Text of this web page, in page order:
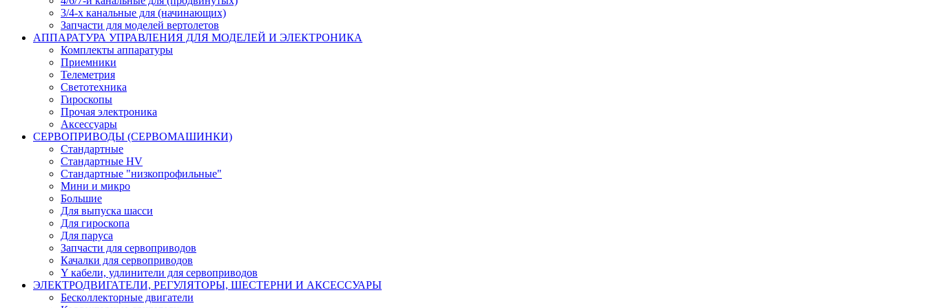
3/4-х канальные для (начинающих)
Запчасти для моделей вертолетов
АППАРАТУРА УПРАВЛЕНИЯ ДЛЯ МОДЕЛЕЙ И ЭЛЕКТРОНИКА
Комплекты аппаратуры
Приемники
Телеметрия
Светотехника
Гироскопы
Прочая электроника
Аксессуары
СЕРВОПРИВОДЫ (СЕРВОМАШИНКИ)
Стандартные
Стандартные HV
Стандартные "низкопрофильные"
Мини и микро
Большие
Для выпуска шасси
Для гироскопа
Для паруса
Запчасти для сервоприводов
Качалки для сервоприводов
Y кабели, удлинители для сервоприводов
ЭЛЕКТРОДВИГАТЕЛИ, РЕГУЛЯТОРЫ, ШЕСТЕРНИ И АКСЕССУАРЫ
Бесколлекторные двигатели